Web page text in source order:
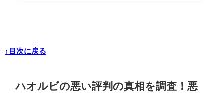
↑目次に戻る
ハオルビの悪い評判の真相を調査！悪